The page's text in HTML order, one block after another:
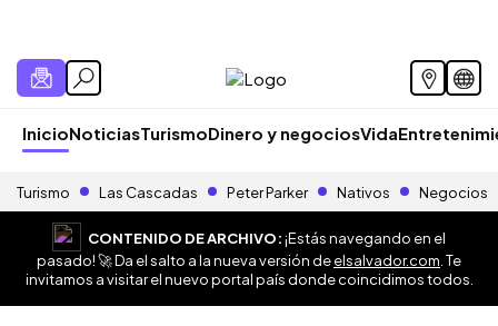
InicioNoticiasTurismoDinero y negociosVida
Turismo Las Cascadas Peter Parker Nativos Negocios
CONTENIDO DE ARCHIVO:¡Estás navegando en el
pasado! 🚀 Da el salto a la nueva versión deelsalvador.com . Te
invitamos a visitar el nuevo portal país donde coincidimos todos.